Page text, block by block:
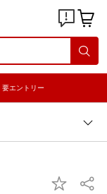
要エントリー